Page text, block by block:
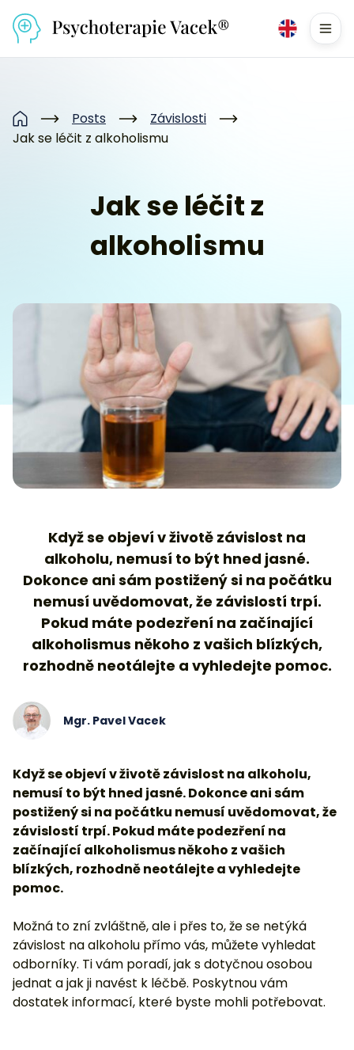
Home Posts
Závislosti
Jak se léčit z alkoholismu
Jak se léčit z
alkoholismu
Když se objeví v životě závislost na
alkoholu, nemusí to být hned jasné.
Dokonce ani sám postižený si na počátku
nemusí uvědomovat, že závislostí trpí.
Pokud máte podezření na začínající
alkoholismus někoho z vašich blízkých,
rozhodně neotálejte a vyhledejte pomoc.
Mgr. Pavel Vacek
Když se objeví v životě závislost na alkoholu,
nemusí to být hned jasné. Dokonce ani sám
postižený si na počátku nemusí uvědomovat, že
závislostí trpí. Pokud máte podezření na
začínající alkoholismus někoho z vašich
blízkých, rozhodně neotálejte a vyhledejte
pomoc.
Možná to zní zvláštně, ale i přes to, že se netýká
závislost na alkoholu přímo vás, můžete vyhledat
odborníky. Ti vám poradí, jak s dotyčnou osobou
jednat a jak ji navést k léčbě. Poskytnou vám
dostatek informací, které byste mohli potřebovat.